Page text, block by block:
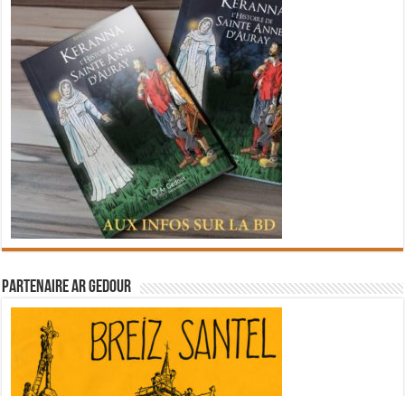
Partenaire Ar Gedour